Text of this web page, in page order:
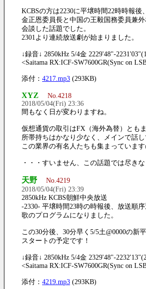
KCBSの方は2230に平壌時間22時時報後、
金正恩委員長と中国の王毅国務委員兼外
会談した話題でした。
2301より連続放送劇が始まりました。
↓録音↓ 2850kHz 5/4金 2229'48"-
<Saitama RX:ICF-SW7600GR(Sync on
添付： 4217.mp3 (293KB)
XYZ
No.4218
2018/05/04(Fri) 23:36
間もなく日が変わりますね。
仮想通貨の取引はFX（海外為替）とも
所帯持ちはかなり少なく、メインで話
この業界の有名人たちも集まっていま
・・・すいません、この話題では尽き
天野
No.4219
2018/05/04(Fri) 23:39
2850kHz KCBS朝鮮中央放送
-2330- 平壌時間23時の時報後、放送順序
歌のプログラムになりました。
この30分後、30分早く5/5土@0000の新
スタートの予定です！
↓録音↓ 2850kHz 5/4金 2329'48"-
<Saitama RX:ICF-SW7600GR(Sync on
添付： 4219.mp3 (293KB)